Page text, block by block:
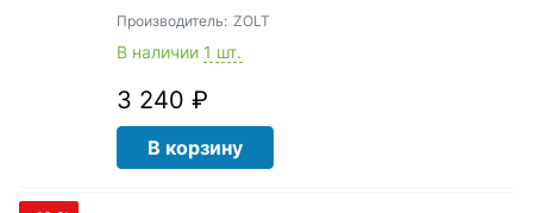
Производитель: ZOLT
В наличии 1 шт.
3 240 ₽
В корзину